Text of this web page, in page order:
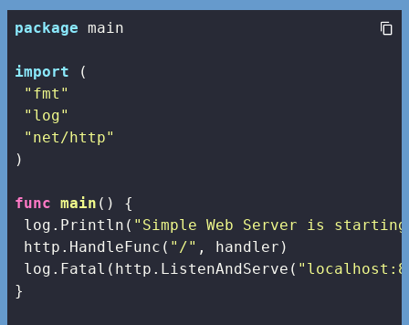
package main
import (
"fmt"
"log"
"net/http"
)
func main ()
{
log.Println( "Simple Web Server is
http.HandleFunc( "/" , handler)
log.Fatal(http.ListenAndServe(
}